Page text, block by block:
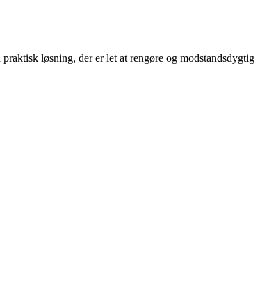
løsning, der er let at rengøre og modstandsdygtig